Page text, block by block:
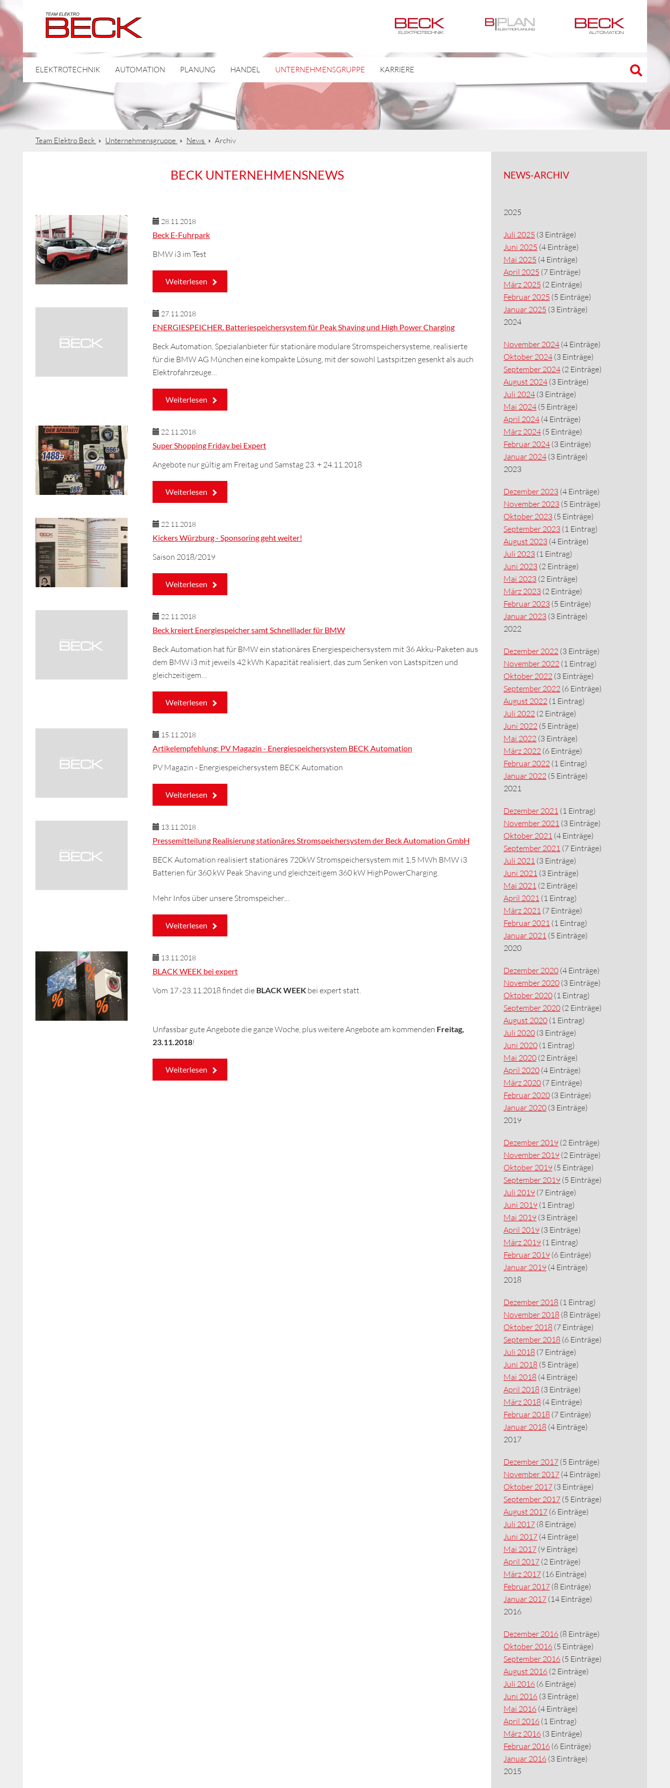
ELEKTROTECHNIK AUTOMATION PLANUNG HANDEL UNTERNEHMENSGRUPPE KARRIERE
Team Elektro Beck Unternehmensgruppe News Archiv
BECK UNTERNEHMENSNEWS
28.11.2018
Beck E-Fuhrpark
BMW i3 im Test
Weiterlesen
27.11.2018
ENERGIESPEICHER. Batteriespeichersystem für Peak Shaving und High Power Charging
Beck Automation, Spezialanbieter für stationäre modulare Stromspeichersysteme, realisierte
für die BMW AG München eine kompakte Lösung, mit der sowohl Lastspitzen gesenkt als auch
Elektrofahrzeuge…
Weiterlesen
22.11.2018
Super Shopping Friday bei Expert
Angebote nur gültig am Freitag und Samstag 23. + 24.11.2018
Weiterlesen
22.11.2018
Kickers Würzburg - Sponsoring geht weiter!
Saison 2018/2019
Weiterlesen
22.11.2018
Beck kreiert Energiespeicher samt Schnelllader für BMW
Beck Automation hat für BMW ein stationäres Energiespeichersystem mit 36 Akku-Paketen aus
dem BMW i3 mit jeweils 42 kWh Kapazität realisiert, das zum Senken von Lastspitzen und
gleichzeitigem…
Weiterlesen
15.11.2018
Artikelempfehlung: PV Magazin - Energiespeichersystem BECK Automation
PV Magazin - Energiespeichersystem BECK Automation
Weiterlesen
13.11.2018
Pressemitteilung Realisierung stationäres Stromspeichersystem der Beck Automation GmbH
BECK Automation realisiert stationäres 720kW Stromspeichersystem mit 1,5 MWh BMW i3
Batterien für 360 kW Peak Shaving und gleichzeitigem 360 kW HighPowerCharging.
Mehr Infos über unsere Stromspeicher…
Weiterlesen
13.11.2018
BLACK WEEK bei expert
Vom 17.-23.11.2018 findet die BLACK WEEKbei expert statt.
Unfassbar gute Angebote die ganze Woche, plus weitere Angebote am kommenden Freitag,
23.11.2018!
Weiterlesen
NEWS-ARCHIV
2025
Juli 2025 (3 Einträge)
Juni 2025 (4 Einträge)
Mai 2025 (4 Einträge)
April 2025 (7 Einträge)
März 2025 (2 Einträge)
Februar 2025 (5 Einträge)
Januar 2025 (3 Einträge)
2024
November 2024 (4 Einträge)
Oktober 2024 (3 Einträge)
September 2024 (2 Einträge)
August 2024 (3 Einträge)
Juli 2024 (3 Einträge)
Mai 2024 (5 Einträge)
April 2024 (4 Einträge)
März 2024 (5 Einträge)
Februar 2024 (3 Einträge)
Januar 2024 (3 Einträge)
2023
Dezember 2023 (4 Einträge)
November 2023 (5 Einträge)
Oktober 2023 (5 Einträge)
September 2023 (1 Eintrag)
August 2023 (4 Einträge)
Juli 2023 (1 Eintrag)
Juni 2023 (2 Einträge)
Mai 2023 (2 Einträge)
März 2023 (2 Einträge)
Februar 2023 (5 Einträge)
Januar 2023 (3 Einträge)
2022
Dezember 2022 (3 Einträge)
November 2022 (1 Eintrag)
Oktober 2022 (3 Einträge)
September 2022 (6 Einträge)
August 2022 (1 Eintrag)
Juli 2022 (2 Einträge)
Juni 2022 (5 Einträge)
Mai 2022 (3 Einträge)
März 2022 (6 Einträge)
Februar 2022 (1 Eintrag)
Januar 2022 (5 Einträge)
2021
Dezember 2021 (1 Eintrag)
November 2021 (3 Einträge)
Oktober 2021 (4 Einträge)
September 2021 (7 Einträge)
Juli 2021 (3 Einträge)
Juni 2021 (3 Einträge)
Mai 2021 (2 Einträge)
April 2021 (1 Eintrag)
März 2021 (7 Einträge)
Februar 2021 (1 Eintrag)
Januar 2021 (5 Einträge)
2020
Dezember 2020 (4 Einträge)
November 2020 (3 Einträge)
Oktober 2020 (1 Eintrag)
September 2020 (2 Einträge)
August 2020 (1 Eintrag)
Juli 2020 (3 Einträge)
Juni 2020 (1 Eintrag)
Mai 2020 (2 Einträge)
April 2020 (4 Einträge)
März 2020 (7 Einträge)
Februar 2020 (3 Einträge)
Januar 2020 (3 Einträge)
2019
Dezember 2019 (2 Einträge)
November 2019 (2 Einträge)
Oktober 2019 (5 Einträge)
September 2019 (5 Einträge)
Juli 2019 (7 Einträge)
Juni 2019 (1 Eintrag)
Mai 2019 (3 Einträge)
April 2019 (3 Einträge)
März 2019 (1 Eintrag)
Februar 2019 (6 Einträge)
Januar 2019 (4 Einträge)
2018
Dezember 2018 (1 Eintrag)
November 2018 (8 Einträge)
Oktober 2018 (7 Einträge)
September 2018 (6 Einträge)
Juli 2018 (7 Einträge)
Juni 2018 (5 Einträge)
Mai 2018 (4 Einträge)
April 2018 (3 Einträge)
März 2018 (4 Einträge)
Februar 2018 (7 Einträge)
Januar 2018 (4 Einträge)
2017
Dezember 2017 (5 Einträge)
November 2017 (4 Einträge)
Oktober 2017 (3 Einträge)
September 2017 (5 Einträge)
August 2017 (6 Einträge)
Juli 2017 (8 Einträge)
Juni 2017 (4 Einträge)
Mai 2017 (9 Einträge)
April 2017 (2 Einträge)
März 2017 (16 Einträge)
Februar 2017 (8 Einträge)
Januar 2017 (14 Einträge)
2016
Dezember 2016 (8 Einträge)
Oktober 2016 (5 Einträge)
September 2016 (5 Einträge)
August 2016 (2 Einträge)
Juli 2016 (6 Einträge)
Juni 2016 (3 Einträge)
Mai 2016 (4 Einträge)
April 2016 (1 Eintrag)
März 2016 (3 Einträge)
Februar 2016 (6 Einträge)
Januar 2016 (3 Einträge)
2015